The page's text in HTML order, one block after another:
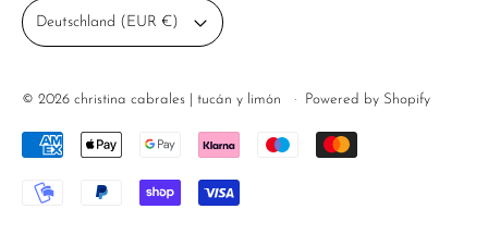
Land/Region
Deutschland (EUR €)
© 2026 christina cabrales | tucán y limón · Powered by Shopify
Akzeptierte Zahlungen